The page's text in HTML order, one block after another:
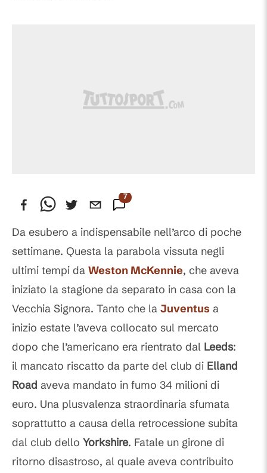
7
Da esubero a indispensabile nell’arco di poche
settimane. Questa la parabola vissuta negli
ultimi tempi da Weston McKennie, che aveva
iniziato la stagione da separato in casa con la
Vecchia Signora. Tanto che la Juventus a
inizio estate l’aveva collocato sul mercato
dopo che l’americano era rientrato dal Leeds:
il mancato riscatto da parte del club di Elland
Road aveva mandato in fumo 34 milioni di
euro. Una plusvalenza straordinaria sfumata
soprattutto a causa della retrocessione subita
dal club dello Yorkshire. Fatale un girone di
ritorno disastroso, al quale aveva contribuito